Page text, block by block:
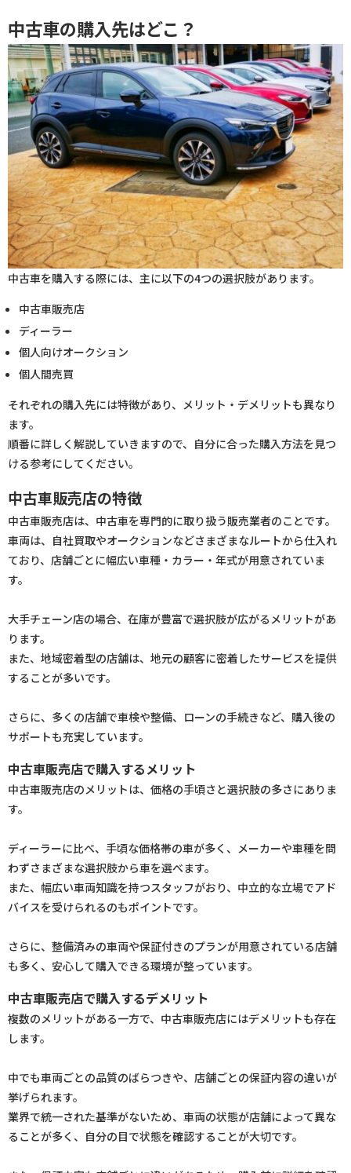
中古車の購入先はどこ？
中古車を購入する際には、主に以下の4つの選択肢があります。
中古車販売店
ディーラー
個人向けオークション
個人間売買
それぞれの購入先には特徴があり、メリット・デメリットも異なり
ます。
順番に詳しく解説していきますので、自分に合った購入方法を見つ
ける参考にしてください。
中古車販売店の特徴
中古車販売店は、中古車を専門的に取り扱う販売業者のことです。
車両は、自社買取やオークションなどさまざまなルートから仕入れ
ており、店舗ごとに幅広い車種・カラー・年式が用意されていま
す。
大手チェーン店の場合、在庫が豊富で選択肢が広がるメリットがあ
ります。
また、地域密着型の店舗は、地元の顧客に密着したサービスを提供
することが多いです。
さらに、多くの店舗で車検や整備、ローンの手続きなど、購入後の
サポートも充実しています。
中古車販売店で購入するメリット
中古車販売店のメリットは、価格の手頃さと選択肢の多さにありま
す。
ディーラーに比べ、手頃な価格帯の車が多く、メーカーや車種を問
わずさまざまな選択肢から車を選べます。
また、幅広い車両知識を持つスタッフがおり、中立的な立場でアド
バイスを受けられるのもポイントです。
さらに、整備済みの車両や保証付きのプランが用意されている店舗
も多く、安心して購入できる環境が整っています。
中古車販売店で購入するデメリット
複数のメリットがある一方で、中古車販売店にはデメリットも存在
します。
中でも車両ごとの品質のばらつきや、店舗ごとの保証内容の違いが
挙げられます。
業界で統一された基準がないため、車両の状態が店舗によって異な
ることが多く、自分の目で状態を確認することが大切です。